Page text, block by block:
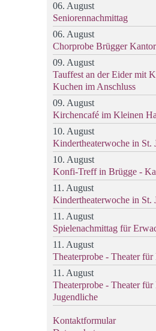
06. August
Seniorennachmittag
06. August
Chorprobe Brügger
09. August
Tauffest an der Eider mit
Kuchen im Anschluss
09. August
Kirchencafé im Kleinen
10. August
Kindertheaterwoche in St.
10. August
Konfi-Treff in Brügge -
11. August
Kindertheaterwoche in St.
11. August
Spielenachmittag für
11. August
Theaterprobe - Theater für
11. August
Theaterprobe - Theater
Jugendliche
Kontaktformular